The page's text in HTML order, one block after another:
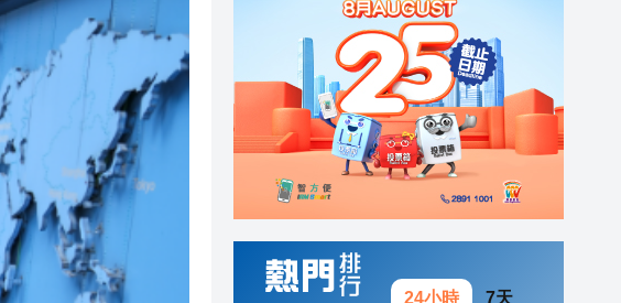
00:42
00:21
24小時 7天